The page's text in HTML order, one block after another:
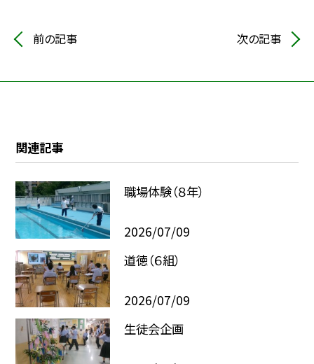
前の記事 次の記事
関連記事
職場体験（８年）
2026/07/09
道徳（６組）
2026/07/09
生徒会企画